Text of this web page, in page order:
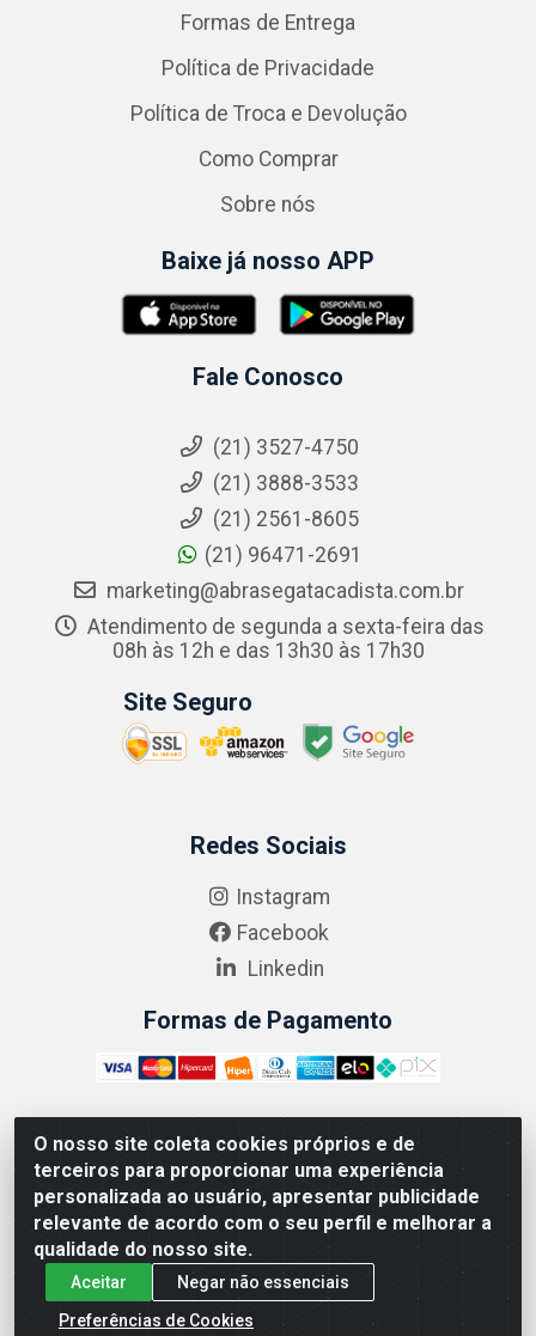
O nosso site coleta cookies próprios e de
terceiros para proporcionar uma experiência
personalizada ao usuário, apresentar publicidade
relevante de acordo com o seu perfil e melhorar a
qualidade do nosso site.
Aceitar
Negar não essenciais
Preferências de Cookies
Formas de Entrega
Política de Privacidade
Política de Troca e Devolução
Como Comprar
Sobre nós
Baixe já nosso APP
Fale Conosco
(21) 3527-4750
(21) 3888-3533
(21) 2561-8605
(21) 96471-2691
marketing@abrasegatacadista.com.br
Atendimento de segunda a sexta-feira das
08h às 12h e das 13h30 às 17h30
Site Seguro
Redes Sociais
Instagram
Facebook
Linkedin
Formas de Pagamento
ABRASEG COMÉRCIO ATACADISTA LTDA - CNPJ:
10.894.768/0001-00 - Avenida Lobo Júnior, 1045 -
Penha Circular - Rio de Janeiro - RJ - CEP 21020-124